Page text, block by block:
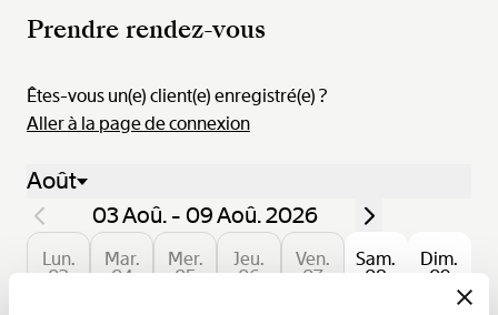
Prendre rendez-vous
Êtes-vous un(e) client(e) enregistré(e) ?
Aller à la page de connexion
Août
03 Aoû. - 09 Aoû. 2026
Lun.
03
Mar.
04
Mer.
05
Jeu.
06
Ven.
07
Sam.
08
Dim.
09